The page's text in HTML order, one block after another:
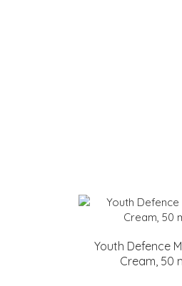
Youth Defence
Cream, 50